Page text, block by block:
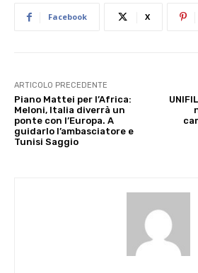
Facebook X
ARTICOLO PRECEDENTE
Piano Mattei per l’Africa:
Meloni, Italia diverrà un
ponte con l’Europa. A
guidarlo l’ambasciatore e
Tunisi Saggio